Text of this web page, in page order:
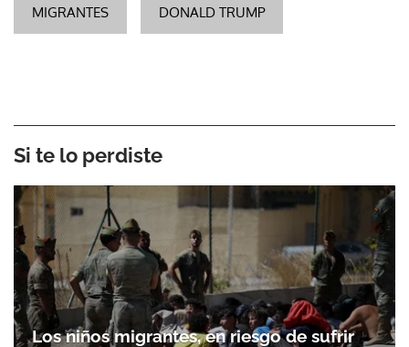
MIGRANTES DONALD TRUMP
Si te lo perdiste
Los niños migrantes, en riesgo de sufrir